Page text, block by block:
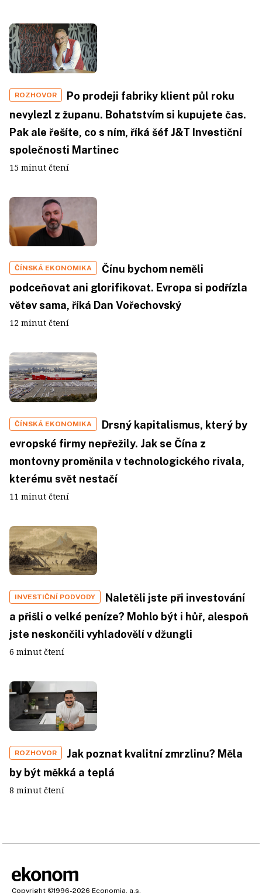
ROZHOVOR
Po prodeji fabriky klient půl roku
nevylezl z županu. Bohatstvím si kupujete čas.
Pak ale řešíte, co s ním, říká šéf J&T Investiční
společnosti Martinec
15 minut čtení
ČÍNSKÁ EKONOMIKA
Čínu bychom neměli
podceňovat ani glorifikovat. Evropa si podřízla
větev sama, říká Dan Vořechovský
12 minut čtení
ČÍNSKÁ EKONOMIKA
Drsný kapitalismus, který by
evropské firmy nepřežily. Jak se Čína z
montovny proměnila v technologického rivala,
kterému svět nestačí
11 minut čtení
INVESTIČNÍ PODVODY
Naletěli jste při investování
a přišli o velké peníze? Mohlo být i hůř, alespoň
jste neskončili vyhladovělí v džungli
6 minut čtení
ROZHOVOR
Jak poznat kvalitní zmrzlinu? Měla
by být měkká a teplá
8 minut čtení
Copyright ©1996-2026 Economia, a.s.